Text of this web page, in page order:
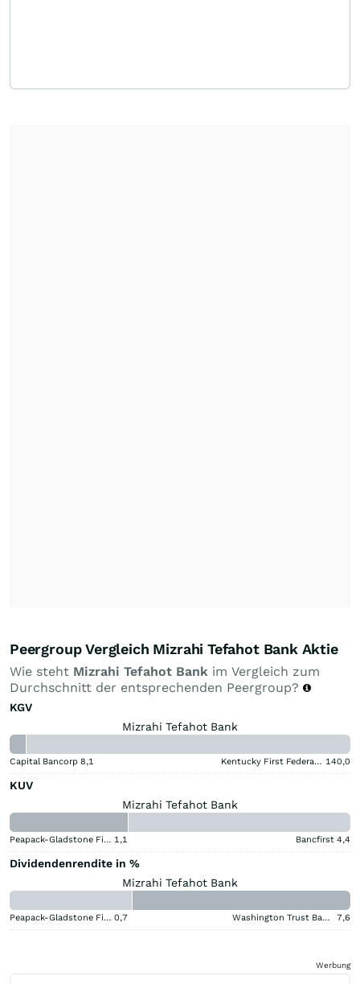
Peergroup Vergleich Mizrahi Tefahot Bank Aktie
Wie steht Mizrahi Tefahot Bank im Vergleich zum
Durchschnitt der entsprechenden Peergroup?
KGV
Mizrahi Tefahot Bank
Capital Bancorp 8,1 Kentucky First Federal Bancorp 140,0
KUV
Mizrahi Tefahot Bank
Peapack-Gladstone Financial 1,1 Bancfirst 4,4
Dividendenrendite in %
Mizrahi Tefahot Bank
Peapack-Gladstone Financial 0,7 Washington Trust Bancorp 7,6
Werbung